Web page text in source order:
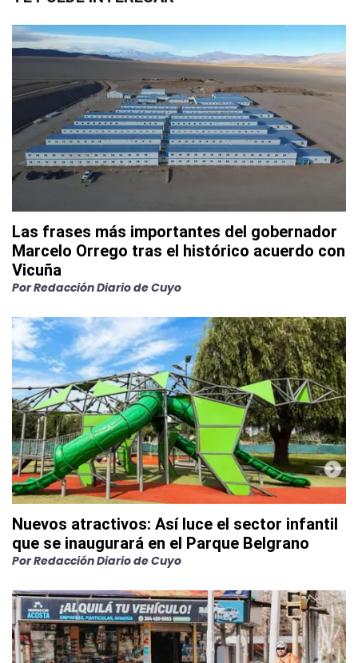
Las frases más importantes del gobernador
Marcelo Orrego tras el histórico acuerdo con
Vicuña
PorRedacción Diario de Cuyo
Nuevos atractivos: Así luce el sector infantil
que se inaugurará en el Parque Belgrano
PorRedacción Diario de Cuyo